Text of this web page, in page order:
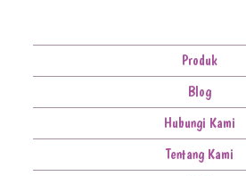
Produk
Blog
Hubungi Kami
Tentang Kami